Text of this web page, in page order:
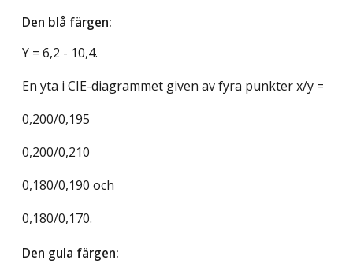
Den blå färgen:
Y = 6,2 - 10,4.
En yta i CIE-diagrammet given av fyra punkter x/y =
0,200/0,195
0,200/0,210
0,180/0,190 och
0,180/0,170.
Den gula färgen: